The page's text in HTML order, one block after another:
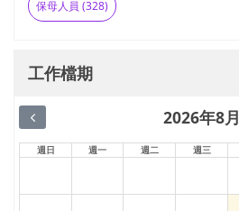
保母人員 (328)
工作檔期
2026年8月
週日 週一 週二 週三